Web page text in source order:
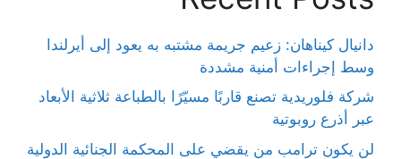
دانيال كيناهان: زعيم جريمة مشتبه به يعود إلى أيرلندا
وسط إجراءات أمنية مشددة
شركة فلوريدية تصنع قاربًا مسيّرًا بالطباعة ثلاثية الأبعاد
عبر أذرع روبوتية
لن يكون ترامب من يقضي على المحكمة الجنائية الدولية